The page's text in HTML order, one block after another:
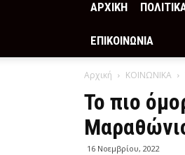
ΑΡΧΙΚΗ
ΕΠΙΚΟΙΝΩΝΙΑ
Αρχική ΚΟΙΝΩΝΙΚΑ
Το πιο
16 Νοεμβρίου, 2022